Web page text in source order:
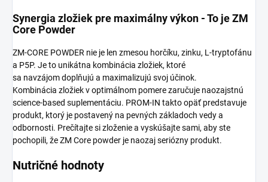
Synergia zložiek pre maximálny výkon - To je ZM
Core Powder
ZM-CORE POWDER nie je len zmesou horčíku, zinku, L-tryptofánu
a P5P. Je to unikátna kombinácia zložiek, ktoré
sa navzájom doplňujú a maximalizujú svoj účinok.
Kombinácia zložiek v optimálnom pomere zaručuje naozajstnú
science-based suplementáciu. PROM-IN takto opäť predstavuje
produkt, ktorý je postavený na pevných základoch vedy a
odbornosti. Prečítajte si zloženie a vyskúšajte sami, aby ste
pochopili, že ZM Core powder je naozaj seriózny produkt.
Nutričné hodnoty